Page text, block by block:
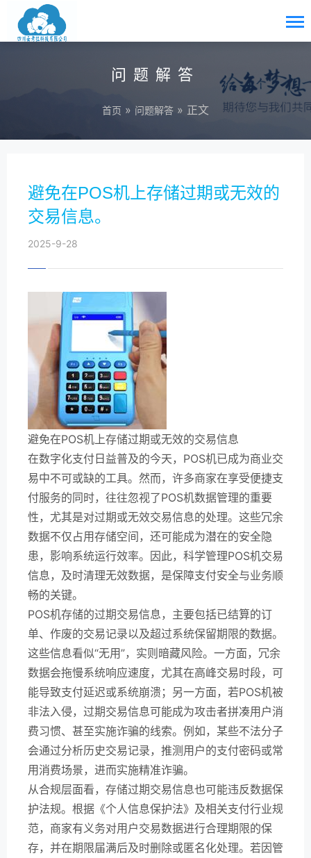
问题解答
首页 » 问题解答 » 正文
避免在POS机上存储过期或无效的
交易信息。
2025-9-28
避免在POS机上存储过期或无效的交易信息
在数字化支付日益普及的今天，POS机已成为商业交
易中不可或缺的工具。然而，许多商家在享受便捷支
付服务的同时，往往忽视了POS机数据管理的重要
性，尤其是对过期或无效交易信息的处理。这些冗余
数据不仅占用存储空间，还可能成为潜在的安全隐
患，影响系统运行效率。因此，科学管理POS机交易
信息，及时清理无效数据，是保障支付安全与业务顺
畅的关键。
POS机存储的过期交易信息，主要包括已结算的订
单、作废的交易记录以及超过系统保留期限的数据。
这些信息看似“无用”，实则暗藏风险。一方面，冗余
数据会拖慢系统响应速度，尤其在高峰交易时段，可
能导致支付延迟或系统崩溃；另一方面，若POS机被
非法入侵，过期交易信息可能成为攻击者拼凑用户消
费习惯、甚至实施诈骗的线索。例如，某些不法分子
会通过分析历史交易记录，推测用户的支付密码或常
用消费场景，进而实施精准诈骗。
从合规层面看，存储过期交易信息也可能违反数据保
护法规。根据《个人信息保护法》及相关支付行业规
范，商家有义务对用户交易数据进行合理期限的保
存，并在期限届满后及时删除或匿名化处理。若因管